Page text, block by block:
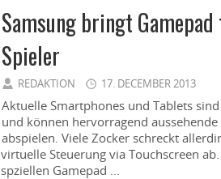
Samsung bringt
Spieler
REDAKTION 17. DECEMBER 2013
Aktuelle Smartphones und Tablets
und können hervorragend
abspielen. Viele Zocker schreckt
virtuelle Steuerung via Touchscreen
spziellen Gamepad ...